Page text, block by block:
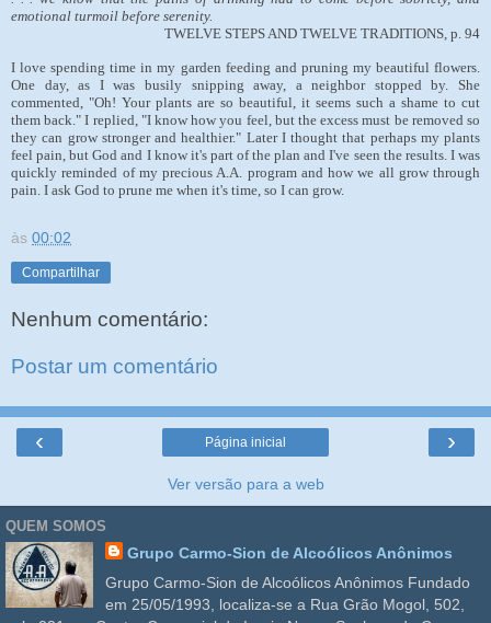
emotional turmoil before serenity.
TWELVE STEPS AND TWELVE TRADITIONS, p. 94
I love spending time in my garden feeding and pruning my beautiful flowers.
One day, as I was busily snipping away, a neighbor stopped by. She
commented, "Oh! Your plants are so beautiful, it seems such a shame to cut
them back." I replied, "I know how you feel, but the excess must be removed so
they can grow stronger and healthier." Later I thought that perhaps my plants
feel pain, but God and I know it's part of the plan and I've seen the results. I was
quickly reminded of my precious A.A. program and how we all grow through
pain. I ask God to prune me when it's time, so I can grow.
às 00:02
Compartilhar
Nenhum comentário:
Postar um comentário
‹ ›
Página inicial
Ver versão para a web
QUEM SOMOS
Grupo Carmo-Sion de Alcoólicos Anônimos
Grupo Carmo-Sion de Alcoólicos Anônimos Fundado
em 25/05/1993, localiza-se a Rua Grão Mogol, 502,